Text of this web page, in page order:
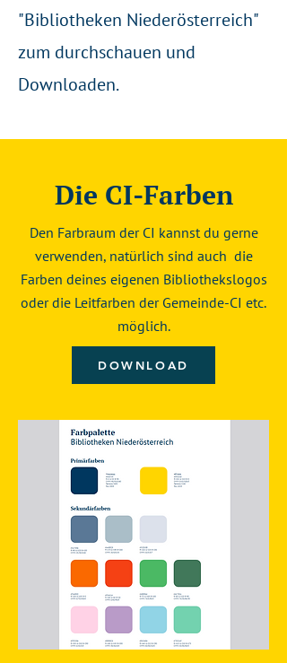
"Bibliotheken Niederösterreich"
zum durchschauen und
Downloaden.
Die CI-Farben
Den Farbraum der CI kannst du gerne
verwenden, natürlich sind auch die
Farben deines eigenen Bibliothekslogos
oder die Leitfarben der Gemeinde-CI etc.
möglich.
DOWNLOAD